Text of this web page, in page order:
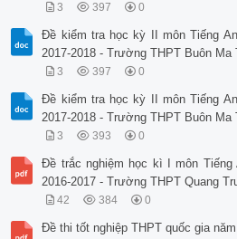
3 397 0
Đề kiểm tra học kỳ II môn Tiếng
2017-2018 - Trường THPT Buôn Ma
3 397 0
Đề kiểm tra học kỳ II môn Tiếng
2017-2018 - Trường THPT Buôn Ma
3 393 0
Đề trắc nghiệm học kì I môn Tiếng
2016-2017 - Trường THPT Quang
42 384 0
Đề thi tốt nghiệp THPT quốc gia